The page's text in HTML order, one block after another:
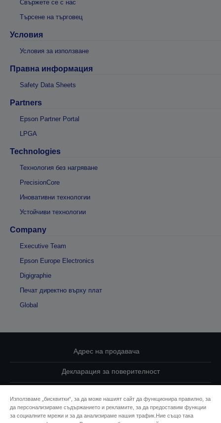
Свържете се с нас
Търсене на търговец
Условия
Условия за използване
Правна информация
Safety Data Sheets
Partners
Epson Partner Portal
LPGA
Technologies
Технология без нагряване
PrecisionCore
Иновативни технологии
Устойчиви технологии
Company
Executive Team
Epson Europe Electronics
Digigraphie
Печат директно върху плат
Global
Адрес на продавача
Декларация за поверителност
Свържете се с нас за Вашите данни
Използваме „бисквитки“, за да може нашият сайт да функционира правилно, за
да персонализираме съдържанието и рекламите, за да предоставим функции
за социалните мрежи и за да анализираме нашия трафик.Ние също така